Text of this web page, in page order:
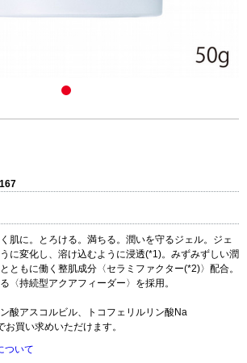
肌に。とろける。満ちる。潤いを守るジェル。ジェ
に変化し、溶け込むように浸透(*1)。みずみずしい潤
ともに働く整肌成分〈セラミファクター(*2)〉配合。
〈持続型アクアフィーダー〉を採用。
酸アスコルビル、トコフェリルリン酸Na
買い求めいただけます。
ついて